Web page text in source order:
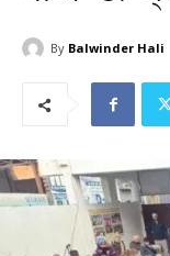
By Balwinder Hali